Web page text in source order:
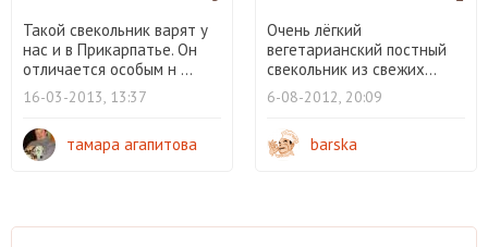
Такой свекольник варят у
нас и в Прикарпатье. Он
отличается особым н ...
16-03-2013, 13:37
тамара агапитова
Очень лёгкий
вегетарианский постный
свекольник из свежих...
6-08-2012, 20:09
barska